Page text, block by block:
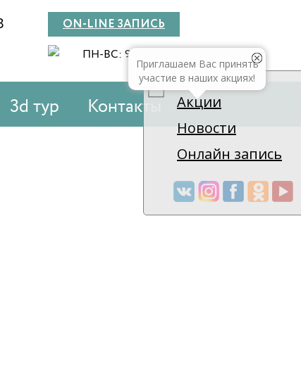
ON-LINE ЗАПИСЬ
ПН-BC: 9:00-20:00
3d тур Контакты
Приглашаем Вас принять
участие в наших акциях!
Акции
Новости
Онлайн запись